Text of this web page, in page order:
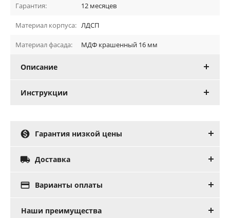
Гарантия: 12 месяцев
Материал корпуса: ЛДСП
Материал фасада: МДФ крашенный 16 мм
Описание
Инструкции
 Гарантия низкой цены
 Доставка
 Варианты оплаты
Наши преимущества